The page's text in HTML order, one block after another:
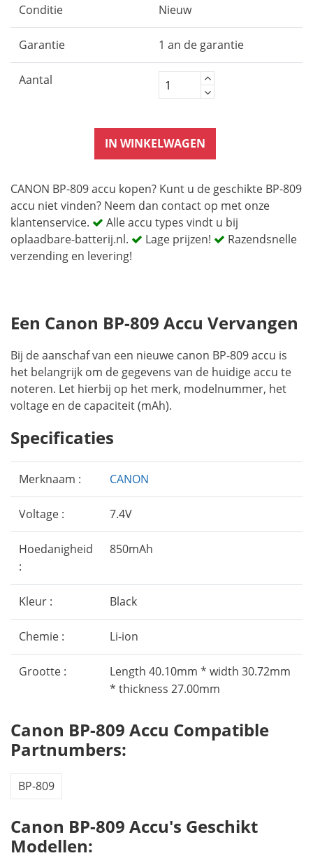
Conditie Nieuw
Garantie 1 an de garantie
Aantal
IN WINKELWAGEN
CANON BP-809 accu kopen? Kunt u de geschikte BP-809
accu niet vinden? Neem dan contact op met onze
klantenservice.
Alle accu types vindt u bij
oplaadbare-batterij.nl.
Lage prijzen!
Razendsnelle
verzending en levering!
Een Canon BP-809 Accu Vervangen
Bij de aanschaf van een nieuwe canon BP-809 accu is
het belangrijk om de gegevens van de huidige accu te
noteren. Let hierbij op het merk, modelnummer, het
voltage en de capaciteit (mAh).
Specificaties
Merknaam : CANON
Voltage : 7.4V
Hoedanigheid
:
850mAh
Kleur : Black
Chemie : Li-ion
Grootte :
Length 40.10mm * width 30.72mm
* thickness 27.00mm
Canon BP-809 Accu Compatible
Partnumbers:
BP-809
Canon BP-809 Accu's Geschikt
Modellen: